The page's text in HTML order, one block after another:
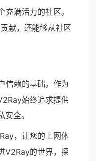
满活力的社区。
献，还能够从社区
信赖的基础。作为
始终追求提供
全。
，让您的上网体
V2Ray的世界，探